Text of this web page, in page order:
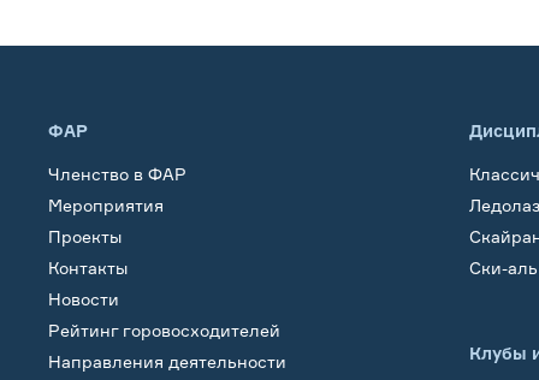
ФАР
Членство в ФАР
Мероприятия
Проекты
Контакты
Новости
Рейтинг горовосходителей
Направления деятельности
Ски-
Клубы